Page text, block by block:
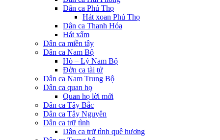
Dân ca Phú Thọ
Hát xoan Phú Thọ
Dân ca Thanh Hóa
Hát xẩm
Dân ca miền tây
Dân ca Nam Bộ
Hò – Lý Nam Bộ
Đờn ca tài tử
Dân ca Nam Trung Bộ
Dân ca quan họ
Quan họ lời mới
Dân ca Tây Bắc
Dân ca Tây Nguyên
Dân ca trữ tình
Dân ca trữ tình quê hương